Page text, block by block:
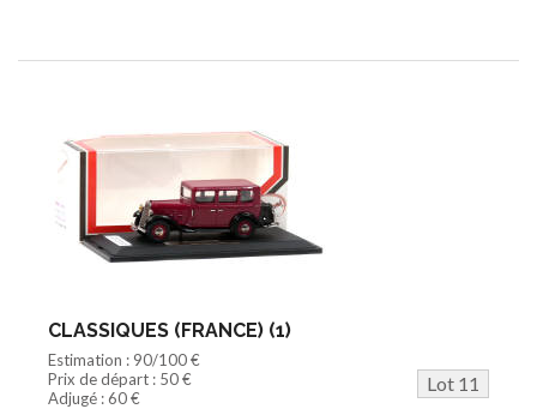
CLASSIQUES (FRANCE) (1)
Estimation : 90/100 €
Prix de départ : 50 €
Lot 11
Adjugé : 60 €